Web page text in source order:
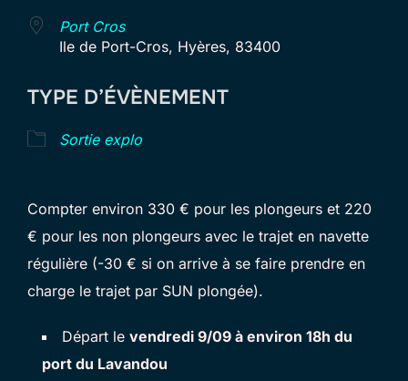
Port Cros
Ile de Port-Cros, Hyères, 83400
TYPE D’ÉVÈNEMENT
Sortie explo
Compter environ 330 € pour les plongeurs et 220
€ pour les non plongeurs avec le trajet en navette
régulière (-30 € si on arrive à se faire prendre en
charge le trajet par SUN plongée).
Départ le vendredi 9/09 à environ 18h du
port du Lavandou